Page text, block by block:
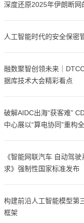
深度还原2025年伊朗断网
人工智能时代的安全保密
融数聚智创领未来｜
据库技术大会精彩看点
破解AIDC出海“获客难”
中心展以“算电协同”重构
《智能网联汽车 自动驾
求》强制性国家标准发布
构建前沿人工智能模型第
框架